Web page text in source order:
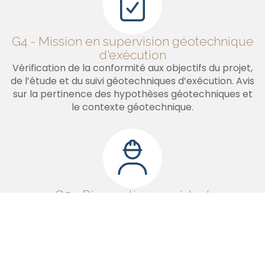
G4 - Mission en supervision géotechnique
d'exécution
Vérification de la conformité aux objectifs du projet,
de l’étude et du suivi géotechniques d’exécution. Avis
sur la pertinence des hypothèses géotechniques et
le contexte géotechnique.
G5 - Diagnostic sur existant